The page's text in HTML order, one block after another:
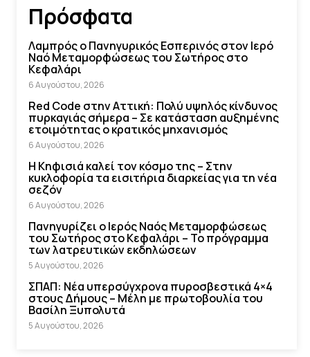
Πρόσφατα
Λαμπρός ο Πανηγυρικός Εσπερινός στον Ιερό
Ναό Μεταμορφώσεως του Σωτήρος στο
Κεφαλάρι
6 Αυγούστου, 2026
Red Code στην Αττική: Πολύ υψηλός κίνδυνος
πυρκαγιάς σήμερα – Σε κατάσταση αυξημένης
ετοιμότητας ο κρατικός μηχανισμός
6 Αυγούστου, 2026
Η Κηφισιά καλεί τον κόσμο της – Στην
κυκλοφορία τα εισιτήρια διαρκείας για τη νέα
σεζόν
6 Αυγούστου, 2026
Πανηγυρίζει ο Ιερός Ναός Μεταμορφώσεως
του Σωτήρος στο Κεφαλάρι – Το πρόγραμμα
των λατρευτικών εκδηλώσεων
5 Αυγούστου, 2026
ΣΠΑΠ: Νέα υπερσύγχρονα πυροσβεστικά 4×4
στους Δήμους – Μέλη με πρωτοβουλία του
Βασίλη Ξυπολυτά
5 Αυγούστου, 2026